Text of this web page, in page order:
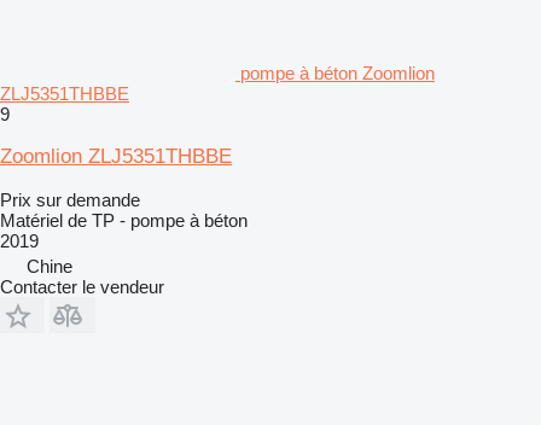
pompe à béton Zoomlion
ZLJ5351THBBE
9
Zoomlion ZLJ5351THBBE
Prix sur demande
Matériel de TP - pompe à béton
2019
Chine
Contacter le vendeur